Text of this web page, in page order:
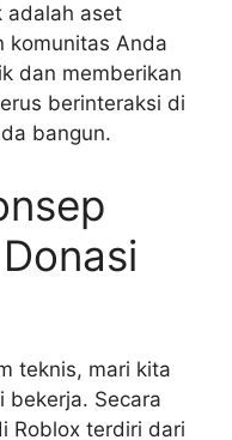
adalah aset
komunitas Anda
dan memberikan
berinteraksi di
bangun.
teknis, mari kita
bekerja. Secara
Roblox terdiri dari